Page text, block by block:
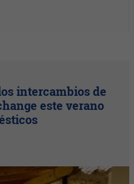
intercambios de
este verano